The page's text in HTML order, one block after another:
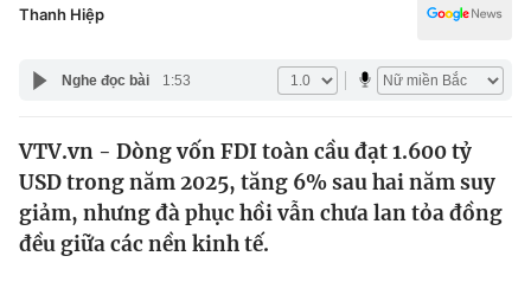
Pháp luật
Thế giới
Tin tức
Y tế
Công nghệ
Thanh Hiệp
Nghe đọc bài 1:53
VTV.vn - Dòng vốn FDI toàn cầu đạt 1.600 tỷ
USD trong năm 2025, tăng 6% sau hai năm suy
giảm, nhưng đà phục hồi vẫn chưa lan tỏa đồng
đều giữa các nền kinh tế.